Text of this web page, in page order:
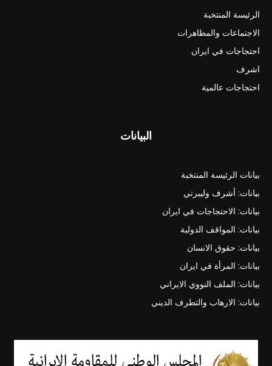
الرئيسة المنتخبة
الاجتماعات والمظاهرات
احتجاجات في ايران
اشرف
احتجاجات عالمية
البيانات
بيانات الرئيسة المنتخبة
بيانات: أشرف وليبرتي
بيانات: الاحتجاجات في ايران
بيانات: المواقف الدولية
بيانات: حقوق الانسان
بيانات: المرأة في ايران
بيانات: الملف النووي الايراني
بيانات: الارهاب والتطرف الديني